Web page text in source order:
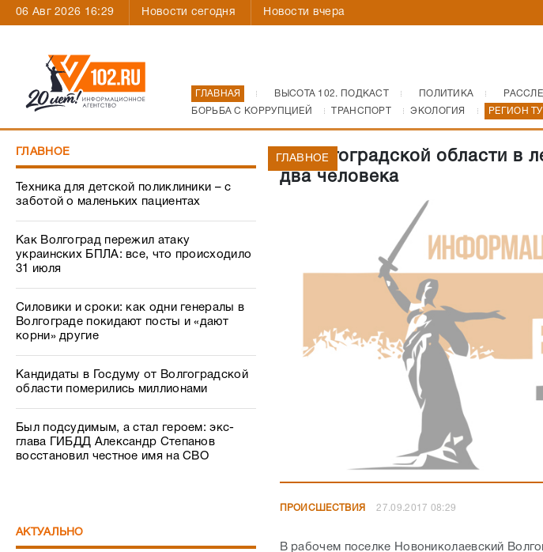
06 Авг 2026 16:29 Новости сегодня Новости вчера
ГЛАВНАЯ ВЫСОТА 102. ПОДКАСТ ПОЛИТИКА
БОРЬБА С КОРРУПЦИЕЙ
ТРАНСПОРТ ЭКОЛОГИЯ РЕГИОН
ГЛАВНОЕ
Техника для детской поликлиники – с
заботой о маленьких пациентах
Как Волгоград пережил атаку
украинских БПЛА: все, что происходило
31 июля
Силовики и сроки: как одни генералы в
Волгограде покидают посты и «дают
корни» другие
Кандидаты в Госдуму от Волгоградской
области померились миллионами
Был подсудимым, а стал героем: экс-
глава ГИБДД Александр Степанов
восстановил честное имя на СВО
АКТУАЛЬНО
В Волгоградской области в
два человека
ГЛАВНОЕ
ПРОИСШЕСТВИЯ 27.09.2017 08:29
В рабочем поселке Новониколаевский